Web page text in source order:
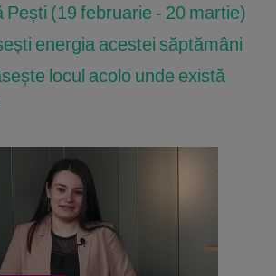
Pești (19 februarie - 20 martie)
energia acestei săptămâni
locul acolo unde există